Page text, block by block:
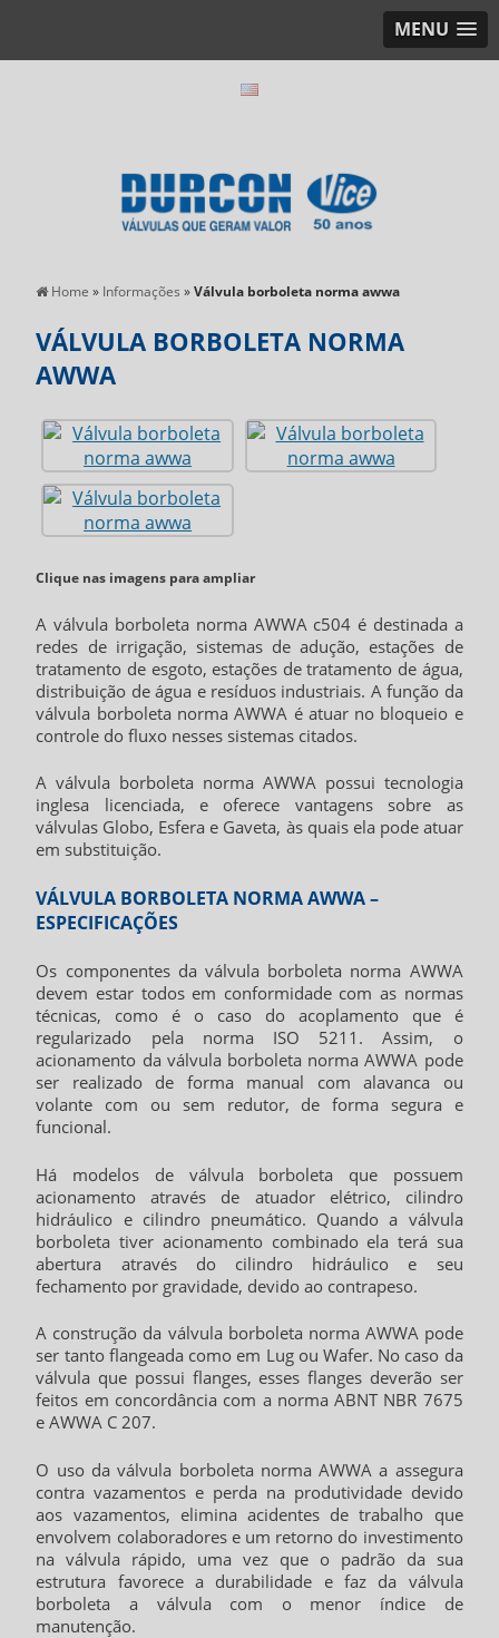
MENU
Home » Informações»Válvula borboleta norma awwa
VÁLVULA BORBOLETA NORMA
AWWA
Clique nas imagens para ampliar
Aválvula borboleta norma AWWA c504 é destinada a
redes de irrigação, sistemas de adução, estações de
tratamento de esgoto, estações de tratamento de água,
distribuição de água e resíduos industriais. A função da
válvula borboleta norma AWWA é atuar no bloqueio e
controle do fluxo nesses sistemas citados.
Aválvula borboleta norma AWWApossui tecnologia
inglesa licenciada, e oferece vantagens sobre as
válvulas Globo, Esfera e Gaveta, às quais ela pode atuar
em substituição.
VÁLVULA BORBOLETA NORMA AWWA –
ESPECIFICAÇÕES
Os componentes da válvula borboleta norma AWWA
devem estar todos em conformidade com as normas
técnicas, como é o caso do acoplamento que é
regularizado pela norma ISO 5211. Assim, o
acionamento da válvula borboleta norma AWWA pode
ser realizado de forma manual com alavanca ou
volante com ou sem redutor, de forma segura e
funcional.
Há modelos de válvula borboleta que possuem
acionamento através de atuador elétrico, cilindro
hidráulico e cilindro pneumático. Quando a válvula
borboleta tiver acionamento combinado ela terá sua
abertura através do cilindro hidráulico e seu
fechamento por gravidade, devido ao contrapeso.
A construção da válvula borboleta norma AWWApode
ser tanto flangeada como em Lug ou Wafer. No caso da
válvula que possui flanges, esses flanges deverão ser
feitos em concordância com a norma ABNT NBR 7675
e AWWA C 207.
O uso daválvula borboleta norma AWWA a assegura
contra vazamentos e perda na produtividade devido
aos vazamentos, elimina acidentes de trabalho que
envolvem colaboradores e um retorno do investimento
na válvula rápido, uma vez que o padrão da sua
estrutura favorece a durabilidade e faz da válvula
borboleta a válvula com o menor índice de
manutenção.